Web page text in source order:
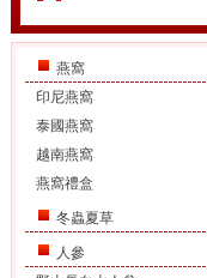
燕窩
印尼燕窩
泰國燕窩
越南燕窩
燕窩禮盒
冬蟲夏草
人參